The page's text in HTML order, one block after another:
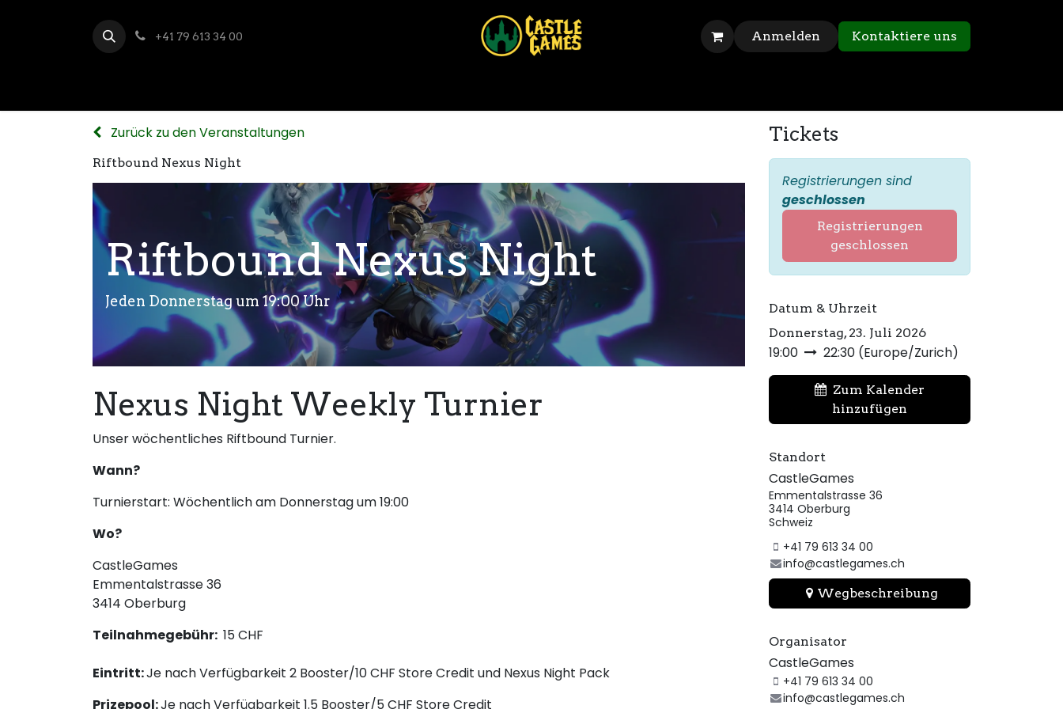
+41 79 613 34 00 Anmelden Kontaktiere uns
Zurück zu den Veranstaltungen
Riftbound Nexus Night
Riftbound Nexus Night
Jeden Donnerstag um 19:00 Uhr
Nexus Night Weekly Turnier
Unser wöchentliches Riftbound Turnier.
Wann?
Turnierstart: Wöchentlich am Donnerstag um 19:00
Wo?
CastleGames
Emmentalstrasse 36
3414 Oberburg
Teilnahmegebühr: 15 CHF
Eintritt:Je nach Verfügbarkeit 2 Booster/10 CHF Store Credit und Nexus Night Pack
Prizepool:Je nach Verfügbarkeit 1.5 Booster/5 CHF Store Credit
Tickets
Registrierungen sind
geschlossen
Registrierungen
geschlossen
Datum & Uhrzeit
Donnerstag, 23. Juli 2026
19:00 22:30 (Europe/Zurich)
Zum Kalender
hinzufügen
Standort
CastleGames
Emmentalstrasse 36
3414 Oberburg
Schweiz
+41 79 613 34 00
info@castlegames.ch
Wegbeschreibung
Organisator
CastleGames
+41 79 613 34 00
info@castlegames.ch